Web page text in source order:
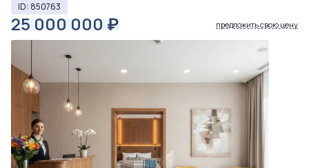
ID: 850763
25 000 000 ₽ предложить свою цену